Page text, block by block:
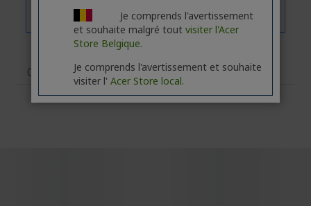
Caractéristiques
Je comprends l'avertissement
et souhaite malgré tout visiter l'Acer
Store Belgique.
Je comprends l'avertissement et souhaite
visiter l' Acer Store local.